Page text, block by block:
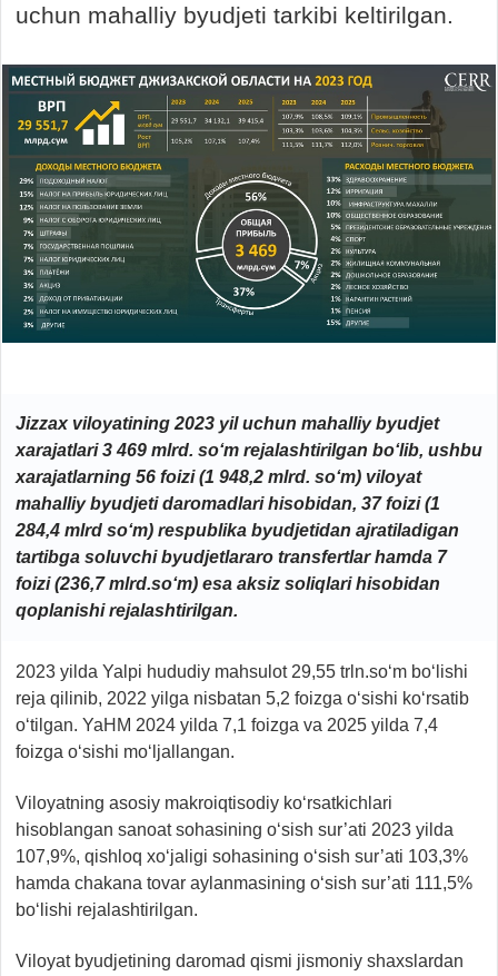
uchun mahalliy byudjeti tarkibi keltirilgan.
Jizzax viloyatining 2023 yil uchun mahalliy byudjet
xarajatlari 3 469 mlrd. so‘m rejalashtirilgan bo‘lib, ushbu
xarajatlarning 56 foizi (1 948,2 mlrd. so‘m) viloyat
mahalliy byudjeti daromadlari hisobidan, 37 foizi (1
284,4 mlrd so‘m) respublika byudjetidan ajratiladigan
tartibga soluvchi byudjetlararo transfertlar hamda 7
foizi (236,7 mlrd.so‘m) esa aksiz soliqlari hisobidan
qoplanishi rejalashtirilgan.
2023 yilda Yalpi hududiy mahsulot 29,55 trln.so‘m bo‘lishi
reja qilinib, 2022 yilga nisbatan 5,2 foizga o‘sishi ko‘rsatib
o‘tilgan. YaHM 2024 yilda 7,1 foizga va 2025 yilda 7,4
foizga o‘sishi mo‘ljallangan.
Viloyatning asosiy makroiqtisodiy ko‘rsatkichlari
hisoblangan sanoat sohasining o‘sish sur’ati 2023 yilda
107,9%, qishloq xo‘jaligi sohasining o‘sish sur’ati 103,3%
hamda chakana tovar aylanmasining o‘sish sur’ati 111,5%
bo‘lishi rejalashtirilgan.
Viloyat byudjetining daromad qismi jismoniy shaxslardan